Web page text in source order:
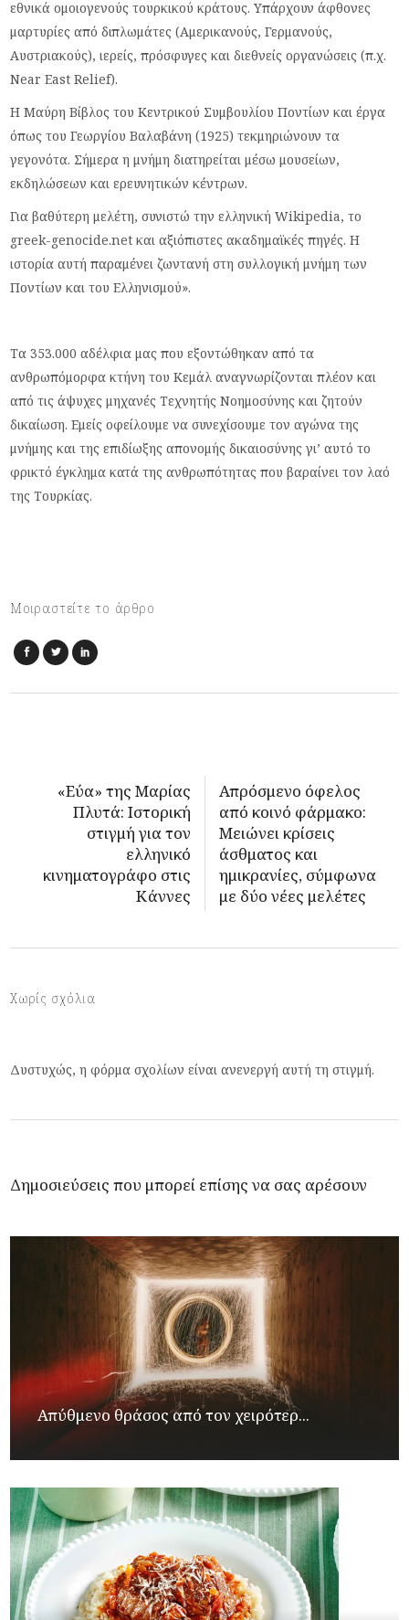
εθνικά ομοιογενούς τουρκικού κράτους. Υπάρχουν άφθονες
μαρτυρίες από διπλωμάτες (Αμερικανούς, Γερμανούς,
Αυστριακούς), ιερείς, πρόσφυγες και διεθνείς οργανώσεις (π.χ.
Near East Relief).
Η Μαύρη Βίβλος του Κεντρικού Συμβουλίου Ποντίων και έργα
όπως του Γεωργίου Βαλαβάνη (1925) τεκμηριώνουν τα
γεγονότα. Σήμερα η μνήμη διατηρείται μέσω μουσείων,
εκδηλώσεων και ερευνητικών κέντρων.
Για βαθύτερη μελέτη, συνιστώ την ελληνική Wikipedia, το
greek-genocide.net και αξιόπιστες ακαδημαϊκές πηγές. Η
ιστορία αυτή παραμένει ζωντανή στη συλλογική μνήμη των
Ποντίων και του Ελληνισμού».
Τα 353.000 αδέλφια μας που εξοντώθηκαν από τα
ανθρωπόμορφα κτήνη του Κεμάλ αναγνωρίζονται πλέον και
από τις άψυχες μηχανές Τεχνητής Νοημοσύνης και ζητούν
δικαίωση. Εμείς οφείλουμε να συνεχίσουμε τον αγώνα της
μνήμης και της επιδίωξης απονομής δικαιοσύνης γι’ αυτό το
φρικτό έγκλημα κατά της ανθρωπότητας που βαραίνει τον λαό
της Τουρκίας.
Μοιραστείτε το άρθρο
«Εύα» της Μαρίας
Πλυτά: Ιστορική
στιγμή για τον
ελληνικό
κινηματογράφο στις
Κάννες
Απρόσμενο όφελος
από κοινό φάρμακο:
Μειώνει κρίσεις
άσθματος και
ημικρανίες, σύμφωνα
με δύο νέες μελέτες
Χωρίς σχόλια
Δυστυχώς, η φόρμα σχολίων είναι ανενεργή αυτή τη στιγμή.
Δημοσιεύσεις που μπορεί επίσης να σας αρέσουν
Απύθμενο θράσος από τον χειρότερ...